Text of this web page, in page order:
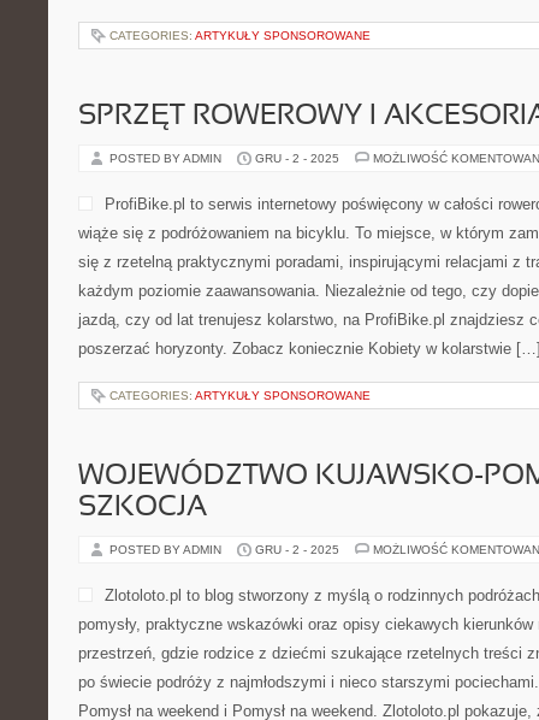
CATEGORIES: ARTYKUŁY SPONSOROWANE
SPRZĘT ROWEROWY I
POSTED BY ADMIN GRU - 2 - 2025 MOŻLIWOŚĆ
ProfiBike.pl to serwis internetowy poświęcony w całości
wiąże się z podróżowaniem na bicyklu. To miejsce, w którym
się z rzetelną praktycznymi poradami, inspirującymi relacjami z
każdym poziomie zaawansowania. Niezależnie od tego, czy
jazdą, czy od lat trenujesz kolarstwo, na ProfiBike.pl znajdziesz
poszerzać horyzonty. Zobacz koniecznie Kobiety w kolarstwie
CATEGORIES: ARTYKUŁY SPONSOROWANE
WOJEWÓDZTWO KUJAWSKO-
SZKOCJA
POSTED BY ADMIN GRU - 2 - 2025 MOŻLIWOŚĆ
Zlotoloto.pl to blog stworzony z myślą o rodzinnych
pomysły, praktyczne wskazówki oraz opisy ciekawych kierunków
przestrzeń, gdzie rodzice z dziećmi szukające rzetelnych treści
po świecie podróży z najmłodszymi i nieco starszymi
Pomysł na weekend i Pomysł na weekend. Zlotoloto.pl